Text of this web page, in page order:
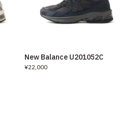
New Balance U201052C
¥22,000